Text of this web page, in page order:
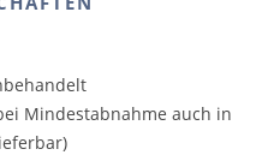
Mindestabnahme auch in